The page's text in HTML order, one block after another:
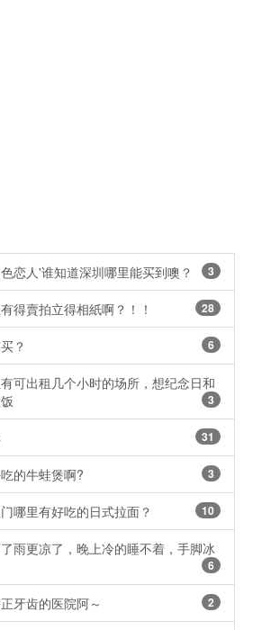
恋人'谁知道深圳哪里能买到噢？ 3
得賣拍立得相紙啊？！！ 28
？ 6
可出租几个小时的场所，想纪念日和
3
31
的牛蛙煲啊? 3
哪里有好吃的日式拉面？ 10
雨更凉了，晚上冷的睡不着，手脚冰
6
牙齿的医院阿～ 2